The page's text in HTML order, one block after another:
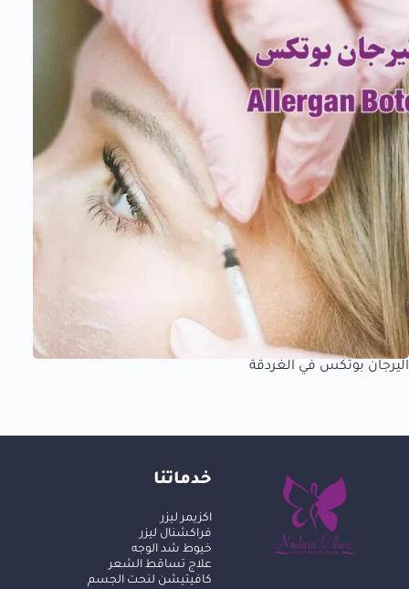
اليرجان بوتكس في الغردقة
خدماتنا
اكزيمر ليزر
فراكشنال ليزر
خيوط شد الوجه
علاج تساقط الشعر
كافيتيشن لنحت الجسم